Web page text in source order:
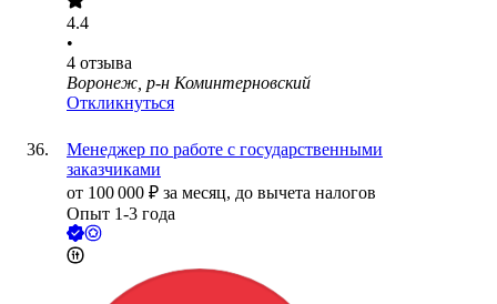
4.4
•
4 отзыва
Воронеж, р-н Коминтерновский
Откликнуться
Менеджер по работе с государственными
заказчиками
от 100 000 ₽ за месяц, до вычета налогов
Опыт 1-3 года